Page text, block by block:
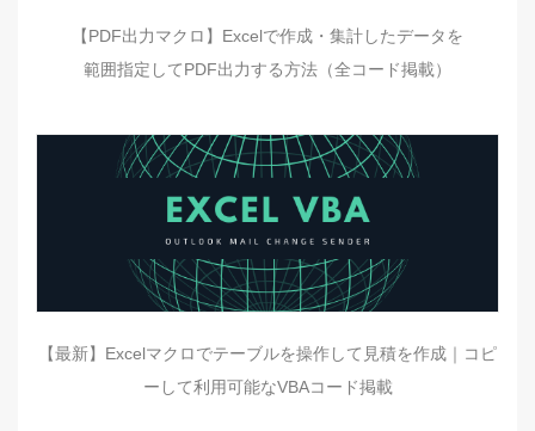
【PDF出力マクロ】Excelで作成・集計したデータを
範囲指定してPDF出力する方法（全コード掲載）
【最新】Excelマクロでテーブルを操作して見積を作成｜コピ
ーして利用可能なVBAコード掲載